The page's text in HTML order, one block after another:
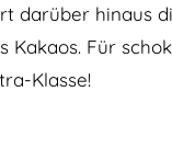
darüber hinaus
Kakaos. Für
Klasse!